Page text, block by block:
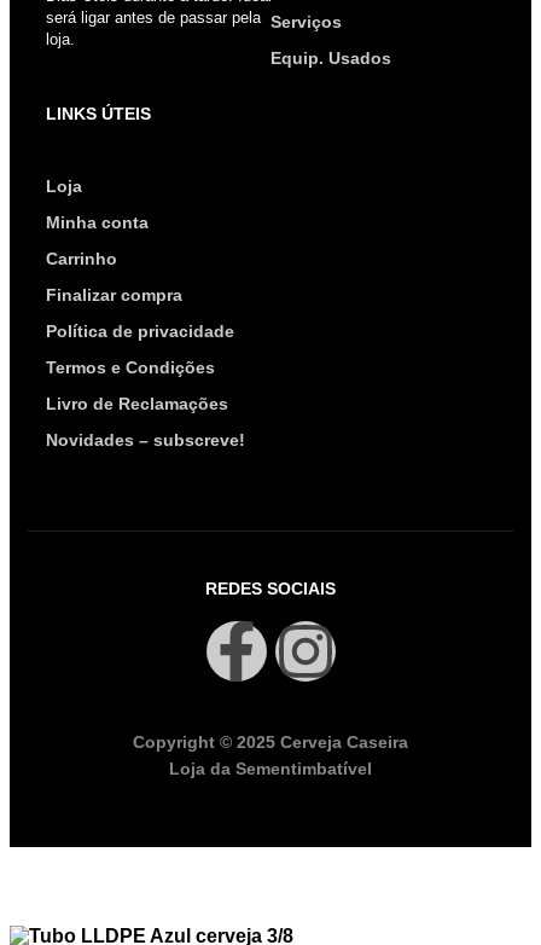
será ligar antes de passar pela
loja.
Serviços
Equip. Usados
LINKS ÚTEIS
Loja
Minha conta
Carrinho
Finalizar compra
Política de privacidade
Termos e Condições
Livro de Reclamações
Novidades – subscreve!
REDES SOCIAIS
Copyright © 2025 Cerveja Caseira
Loja da Sementimbatível